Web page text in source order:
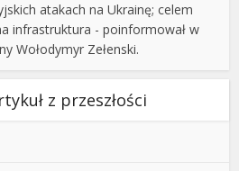
atakach na Ukrainę; celem
infrastruktura - poinformował w
Wołodymyr Zełenski.
z przeszłości